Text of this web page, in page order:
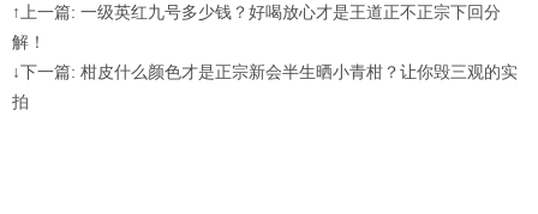
↑上一篇: 一级英红九号多少钱？好喝放心才是王道正不正宗下回分
解！
↓下一篇: 柑皮什么颜色才是正宗新会半生晒小青柑？让你毁三观的实
拍